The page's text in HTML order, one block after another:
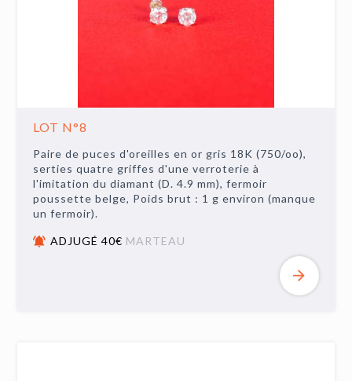
LOT N°8
Paire de puces d'oreilles en or gris 18K (750/oo),
serties quatre griffes d'une verroterie à
l'imitation du diamant (D. 4.9 mm), fermoir
poussette belge, Poids brut : 1 g environ (manque
un fermoir).
ADJUGÉ 40€ MARTEAU